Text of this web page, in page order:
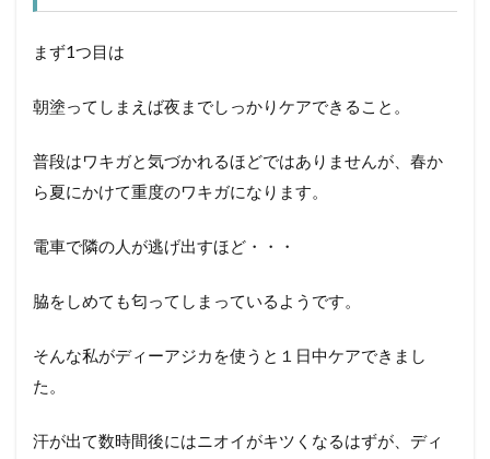
まず1つ目は
朝塗ってしまえば夜までしっかりケアできること。
普段はワキガと気づかれるほどではありませんが、春か
ら夏にかけて重度のワキガになります。
電車で隣の人が逃げ出すほど・・・
脇をしめても匂ってしまっているようです。
そんな私がディーアジカを使うと１日中ケアできまし
た。
汗が出て数時間後にはニオイがキツくなるはずが、ディ